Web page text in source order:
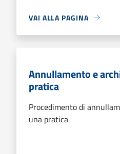
VAI ALLA PAGINA
Annullamento e
pratica
Procedimento di
una pratica